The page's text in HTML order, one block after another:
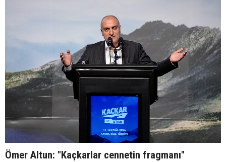
Ömer Altun: "Kaçkarlar cennetin fragmanı"